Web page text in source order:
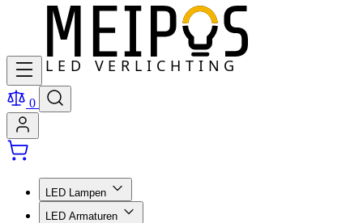
0
LED Lampen
LED Armaturen